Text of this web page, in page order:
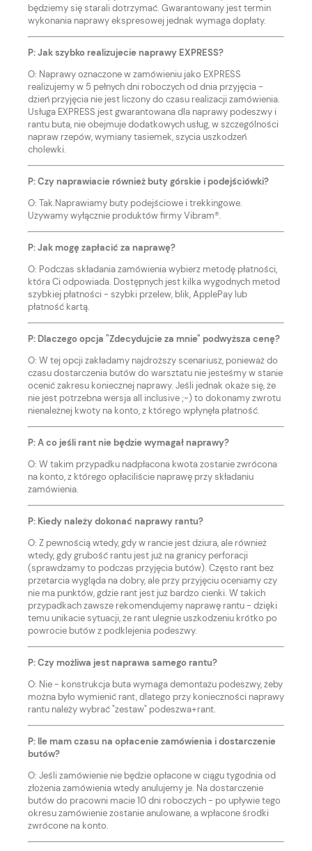
będziemy się starali dotrzymać. Gwarantowany jest termin
wykonania naprawy ekspresowej jednak wymaga dopłaty.
P: Jak szybko realizujecie naprawy EXPRESS?
O: Naprawy oznaczone w zamówieniu jako EXPRESS
realizujemy w 5 pełnych dni roboczych od dnia przyjęcia -
dzień przyjęcia nie jest liczony do czasu realizacji zamówienia.
Usługa EXPRESS jest gwarantowana dla naprawy podeszwy i
rantu buta, nie obejmuje dodatkowych usług, w szczególności
napraw rzepów, wymiany tasiemek, szycia uszkodzeń
cholewki.
P: Czy naprawiacie również buty górskie i podejściówki?
O: Tak.Naprawiamy buty podejściowe i trekkingowe.
Używamy wyłącznie produktów firmy Vibram®.
P: Jak mogę zapłacić za naprawę?
O: Podczas składania zamówienia wybierz metodę płatności,
która Ci odpowiada. Dostępnych jest kilka wygodnych metod
szybkiej płatności - szybki przelew, blik, ApplePay lub
płatność kartą.
P: Dlaczego opcja "Zdecydujcie za mnie" podwyższa cenę?
O: W tej opcji zakładamy najdroższy scenariusz, ponieważ do
czasu dostarczenia butów do warsztatu nie jesteśmy w stanie
ocenić zakresu koniecznej naprawy. Jeśli jednak okaże się, że
nie jest potrzebna wersja all inclusive ;-) to dokonamy zwrotu
nienależnej kwoty na konto, z którego wpłynęła płatność.
P: A co jeśli rant nie będzie wymagał naprawy?
O: W takim przypadku nadpłacona kwota zostanie zwrócona
na konto, z którego opłaciliście naprawę przy składaniu
zamówienia.
P: Kiedy należy dokonać naprawy rantu?
O: Z pewnością wtedy, gdy w rancie jest dziura, ale również
wtedy, gdy grubość rantu jest już na granicy perforacji
(sprawdzamy to podczas przyjęcia butów). Często rant bez
przetarcia wygląda na dobry, ale przy przyjęciu oceniamy czy
nie ma punktów, gdzie rant jest już bardzo cienki. W takich
przypadkach zawsze rekomendujemy naprawę rantu - dzięki
temu unikacie sytuacji, że rant ulegnie uszkodzeniu krótko po
powrocie butów z podklejenia podeszwy.
P: Czy możliwa jest naprawa samego rantu?
O: Nie - konstrukcja buta wymaga demontażu podeszwy, żeby
można było wymienić rant, dlatego przy konieczności naprawy
rantu należy wybrać "zestaw" podeszwa+rant.
P: Ile mam czasu na opłacenie zamówienia i dostarczenie
butów?
O: Jeśli zamówienie nie będzie opłacone w ciągu tygodnia od
złożenia zamówienia wtedy anulujemy je. Na dostarczenie
butów do pracowni macie 10 dni roboczych - po upływie tego
okresu zamówienie zostanie anulowane, a wpłacone środki
zwrócone na konto.